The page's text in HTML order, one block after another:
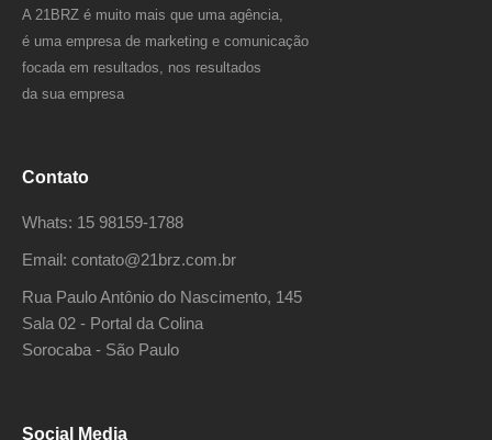
A 21BRZ é muito mais que uma agência,
é uma empresa de marketing e comunicação
focada em resultados, nos resultados
da sua empresa
Contato
Whats: 15 98159-1788
Email: contato@21brz.com.br
Rua Paulo Antônio do Nascimento, 145
Sala 02 - Portal da Colina
Sorocaba - São Paulo
Social Media